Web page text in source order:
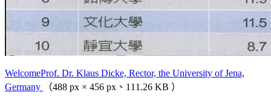
WelcomeProf. Dr. Klaus Dicke, Rector, the University of Jena,
Germany
（488 px × 456 px、111.26 KB ）